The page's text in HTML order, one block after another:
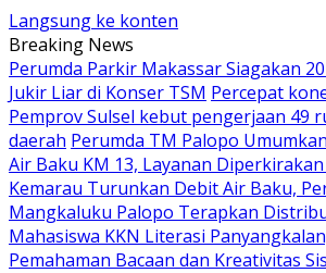
Langsung ke konten
Breaking News
Perumda Parkir Makassar Siagakan
Jukir Liar di Konser TSM Percepat
Pemprov Sulsel kebut pengerjaan 49
daerah Perumda TM Palopo
Air Baku KM 13, Layanan Diperkirakan
Kemarau Turunkan Debit Air Baku,
Mangkaluku Palopo Terapkan
Mahasiswa KKN Literasi
Pemahaman Bacaan dan Kreativitas